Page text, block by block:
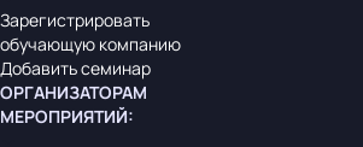
Зарегистрировать
обучающую компанию
Добавить семинар
ОРГАНИЗАТОРАМ
МЕРОПРИЯТИЙ: